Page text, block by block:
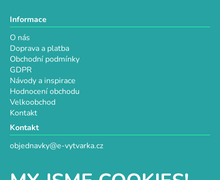
Informace
O nás
Doprava a platba
Obchodní podmínky
GDPR
Návody a inspirace
Hodnocení obchodu
Velkoobchod
Kontakt
Kontakt
objednavky@e-vytvarka.cz